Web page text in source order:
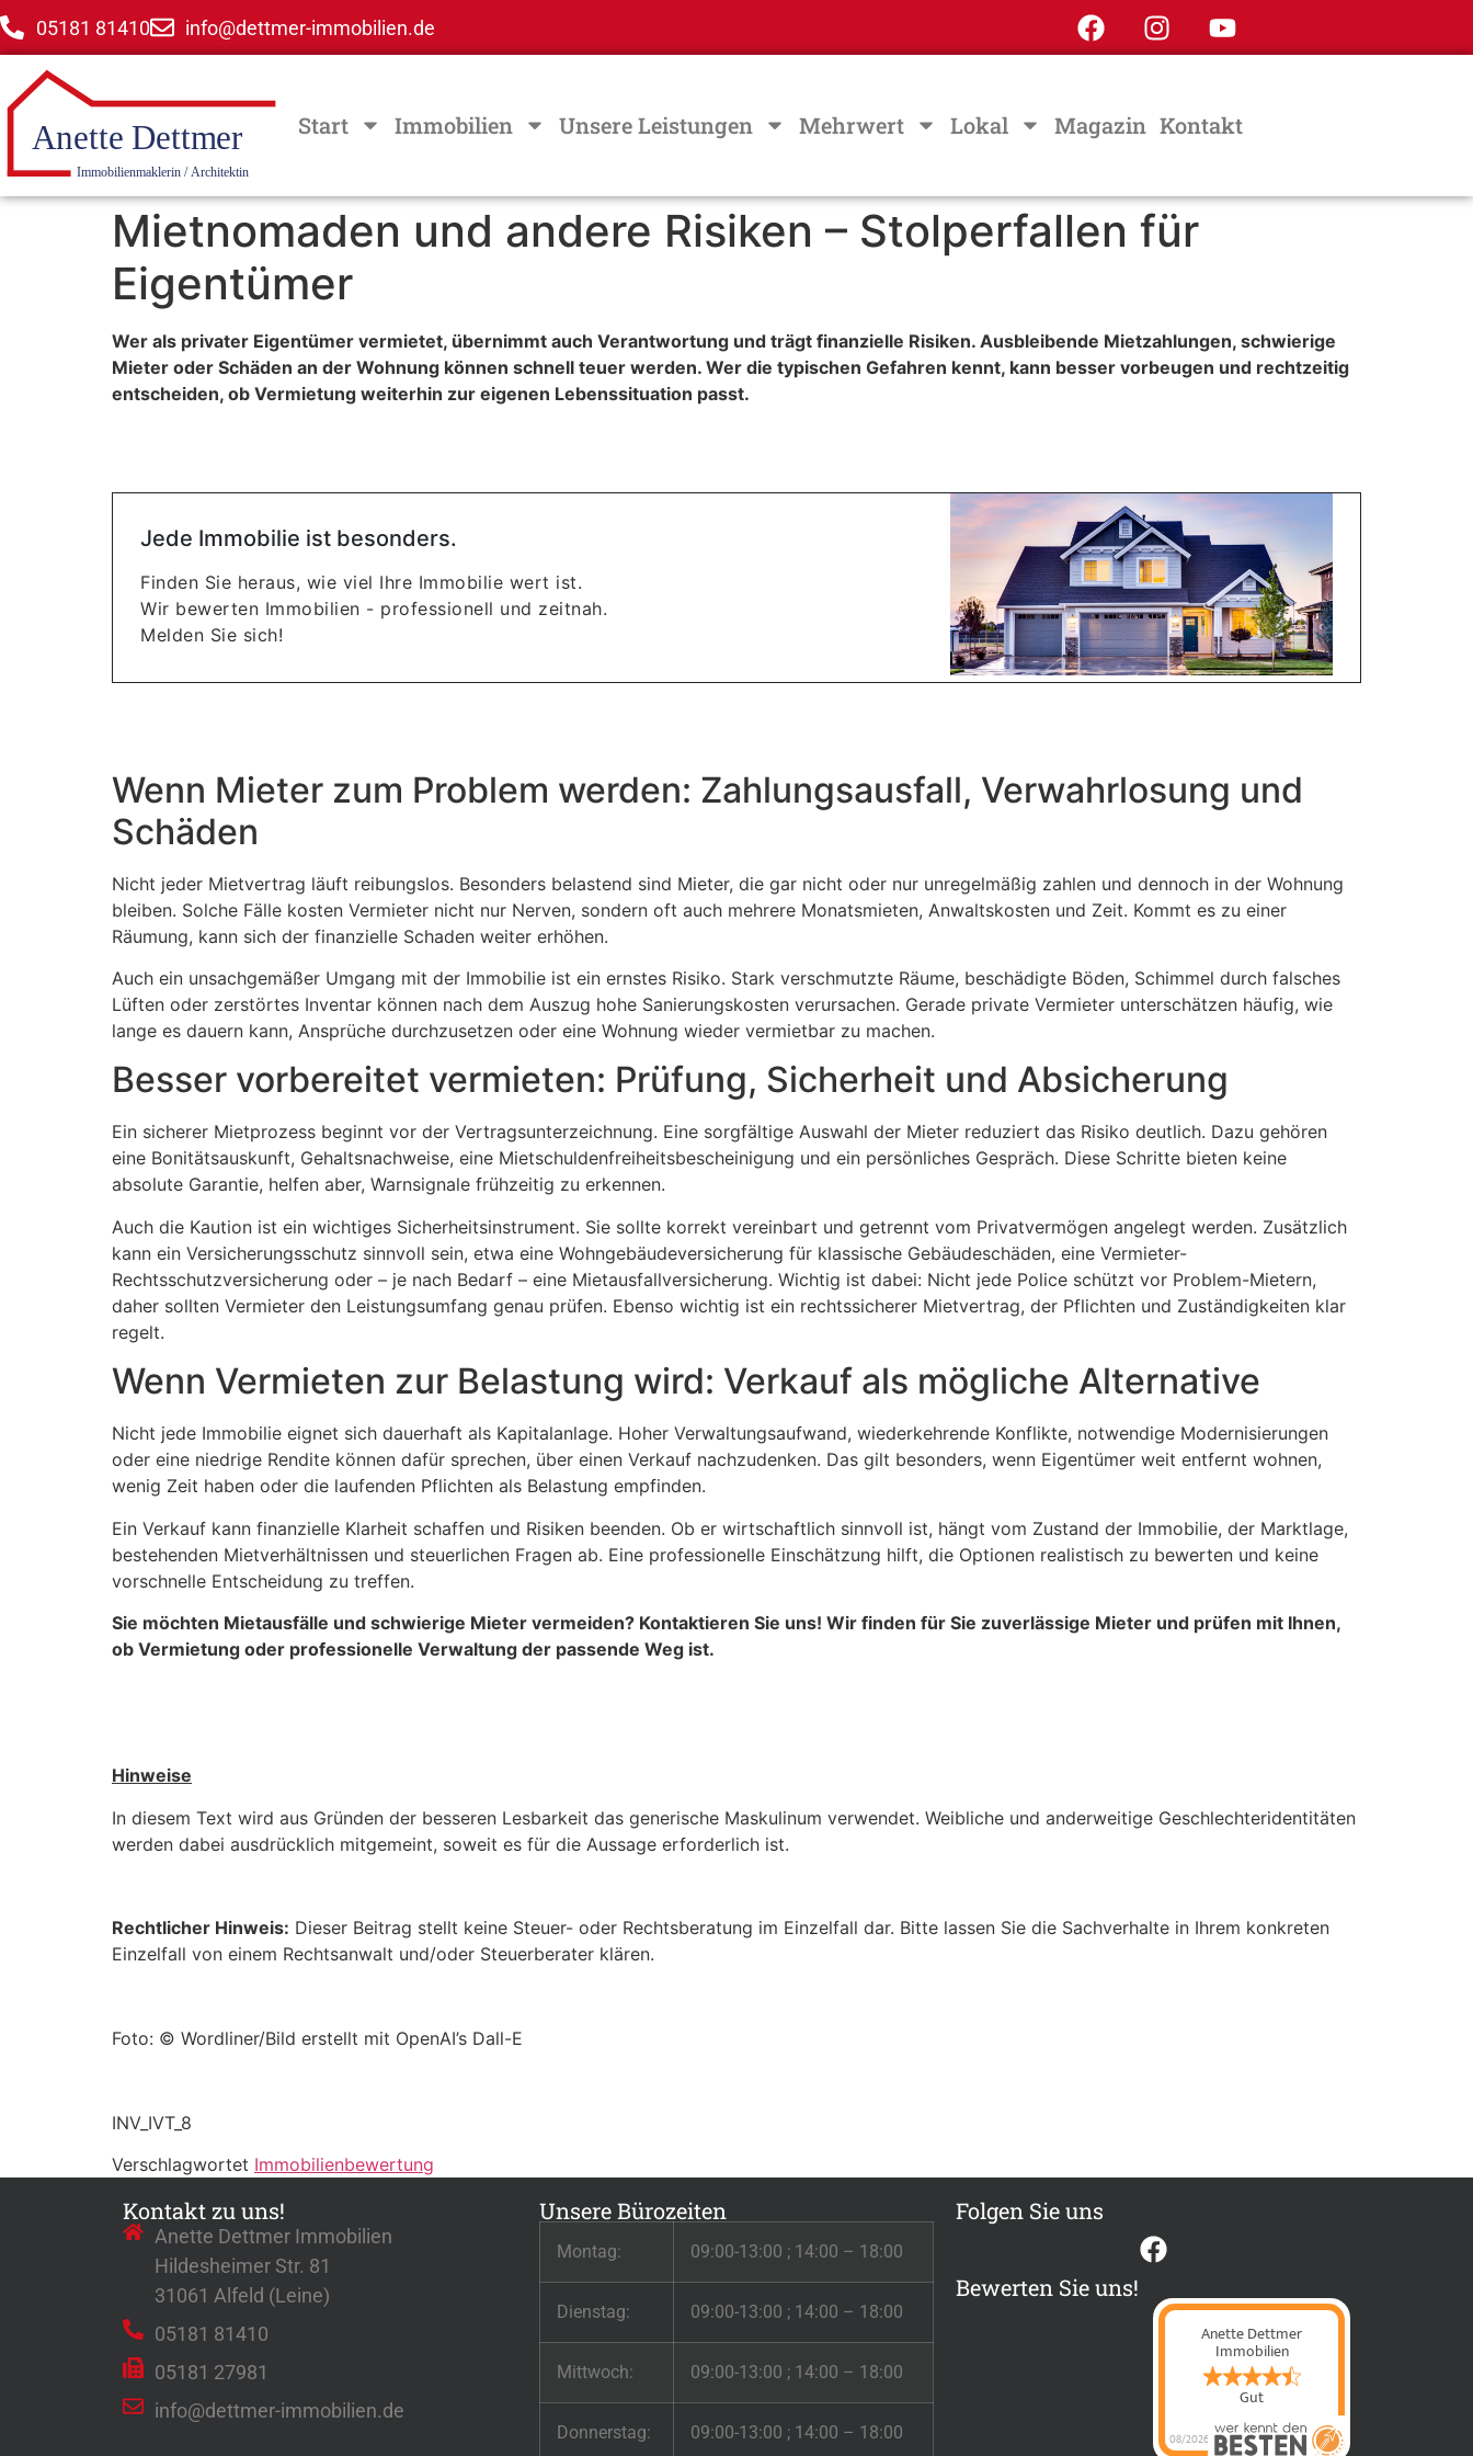
05181 81410 info@dettmer-immobilien.de
Start Immobilien Unsere Leistungen Mehrwert Lokal Magazin Kontakt
Mietnomaden und andere Risiken – Stolperfallen für
Eigentümer
Wer als privater Eigentümer vermietet, übernimmt auch Verantwortung und trägt finanzielle Risiken. Ausbleibende Mietzahlungen, schwierige
Mieter oder Schäden an der Wohnung können schnell teuer werden. Wer die typischen Gefahren kennt, kann besser vorbeugen und rechtzeitig
entscheiden, ob Vermietung weiterhin zur eigenen Lebenssituation passt.
Jede Immobilie ist besonders.
Finden Sie heraus, wie viel Ihre Immobilie wert ist.
Wir bewerten Immobilien - professionell und zeitnah.
Melden Sie sich!
Wenn Mieter zum Problem werden: Zahlungsausfall, Verwahrlosung und
Schäden
Nicht jeder Mietvertrag läuft reibungslos. Besonders belastend sind Mieter, die gar nicht oder nur unregelmäßig zahlen und dennoch in der Wohnung
bleiben. Solche Fälle kosten Vermieter nicht nur Nerven, sondern oft auch mehrere Monatsmieten, Anwaltskosten und Zeit. Kommt es zu einer
Räumung, kann sich der finanzielle Schaden weiter erhöhen.
Auch ein unsachgemäßer Umgang mit der Immobilie ist ein ernstes Risiko. Stark verschmutzte Räume, beschädigte Böden, Schimmel durch falsches
Lüften oder zerstörtes Inventar können nach dem Auszug hohe Sanierungskosten verursachen. Gerade private Vermieter unterschätzen häufig, wie
lange es dauern kann, Ansprüche durchzusetzen oder eine Wohnung wieder vermietbar zu machen.
Besser vorbereitet vermieten: Prüfung, Sicherheit und Absicherung
Ein sicherer Mietprozess beginnt vor der Vertragsunterzeichnung. Eine sorgfältige Auswahl der Mieter reduziert das Risiko deutlich. Dazu gehören
eine Bonitätsauskunft, Gehaltsnachweise, eine Mietschuldenfreiheitsbescheinigung und ein persönliches Gespräch. Diese Schritte bieten keine
absolute Garantie, helfen aber, Warnsignale frühzeitig zu erkennen.
Auch die Kaution ist ein wichtiges Sicherheitsinstrument. Sie sollte korrekt vereinbart und getrennt vom Privatvermögen angelegt werden. Zusätzlich
kann ein Versicherungsschutz sinnvoll sein, etwa eine Wohngebäudeversicherung für klassische Gebäudeschäden, eine Vermieter-
Rechtsschutzversicherung oder – je nach Bedarf – eine Mietausfallversicherung. Wichtig ist dabei: Nicht jede Police schützt vor Problem-Mietern,
daher sollten Vermieter den Leistungsumfang genau prüfen. Ebenso wichtig ist ein rechtssicherer Mietvertrag, der Pflichten und Zuständigkeiten klar
regelt.
Wenn Vermieten zur Belastung wird: Verkauf als mögliche Alternative
Nicht jede Immobilie eignet sich dauerhaft als Kapitalanlage. Hoher Verwaltungsaufwand, wiederkehrende Konflikte, notwendige Modernisierungen
oder eine niedrige Rendite können dafür sprechen, über einen Verkauf nachzudenken. Das gilt besonders, wenn Eigentümer weit entfernt wohnen,
wenig Zeit haben oder die laufenden Pflichten als Belastung empfinden.
Ein Verkauf kann finanzielle Klarheit schaffen und Risiken beenden. Ob er wirtschaftlich sinnvoll ist, hängt vom Zustand der Immobilie, der Marktlage,
bestehenden Mietverhältnissen und steuerlichen Fragen ab. Eine professionelle Einschätzung hilft, die Optionen realistisch zu bewerten und keine
vorschnelle Entscheidung zu treffen.
Sie möchten Mietausfälle und schwierige Mieter vermeiden? Kontaktieren Sie uns! Wir finden für Sie zuverlässige Mieter und prüfen mit Ihnen,
ob Vermietung oder professionelle Verwaltung der passende Weg ist.
Hinweise
In diesem Text wird aus Gründen der besseren Lesbarkeit das generische Maskulinum verwendet. Weibliche und anderweitige Geschlechteridentitäten
werden dabei ausdrücklich mitgemeint, soweit es für die Aussage erforderlich ist.
Rechtlicher Hinweis: Dieser Beitrag stellt keine Steuer- oder Rechtsberatung im Einzelfall dar. Bitte lassen Sie die Sachverhalte in Ihrem konkreten
Einzelfall von einem Rechtsanwalt und/oder Steuerberater klären.
Foto: © Wordliner/Bild erstellt mit OpenAI’s Dall-E
INV_IVT_8
Verschlagwortet Immobilienbewertung
Kontakt zu uns!
Anette Dettmer Immobilien
Hildesheimer Str. 81
31061 Alfeld (Leine)
05181 81410
05181 27981
info@dettmer-immobilien.de
Unsere Bürozeiten
Montag: 09:00-13:00 ; 14:00 – 18:00
Dienstag: 09:00-13:00 ; 14:00 – 18:00
Mittwoch: 09:00-13:00 ; 14:00 – 18:00
Donnerstag: 09:00-13:00 ; 14:00 – 18:00
Folgen Sie uns
Bewerten Sie uns!
Anette Dettmer
Immobilien
Gut
08/2026 Anette Dettmer